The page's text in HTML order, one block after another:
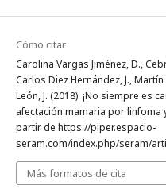
Cómo citar
Carolina Vargas Jiménez, D.,
Carlos Diez Hernández, J.,
León, J. (2018). ¡No siempre es
afectación mamaria por linfoma
partir de https://piper.espacio-
seram.com/index.php/seram/
Más formatos de cita